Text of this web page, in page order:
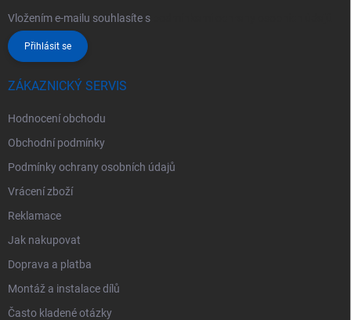
Vložením e-mailu souhlasíte s
Přihlásit se
ZÁKAZNICKÝ SERVIS
Hodnocení obchodu
Obchodní podmínky
Podmínky ochrany osobních údajů
Vrácení zboží
Reklamace
Jak nakupovat
Doprava a platba
Montáž a instalace dílů
Často kladené otázky